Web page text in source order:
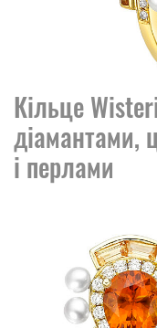
Кільце
діамантами,
і перлами